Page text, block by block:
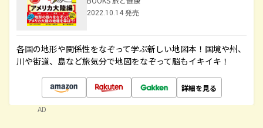
2022.10.14 発売
各国の地形や関係性をなぞって学ぶ新しい地図本！国境や州、
川や街道、島など旅気分で地図をなぞって脳もイキイキ！
詳細を見る
AD